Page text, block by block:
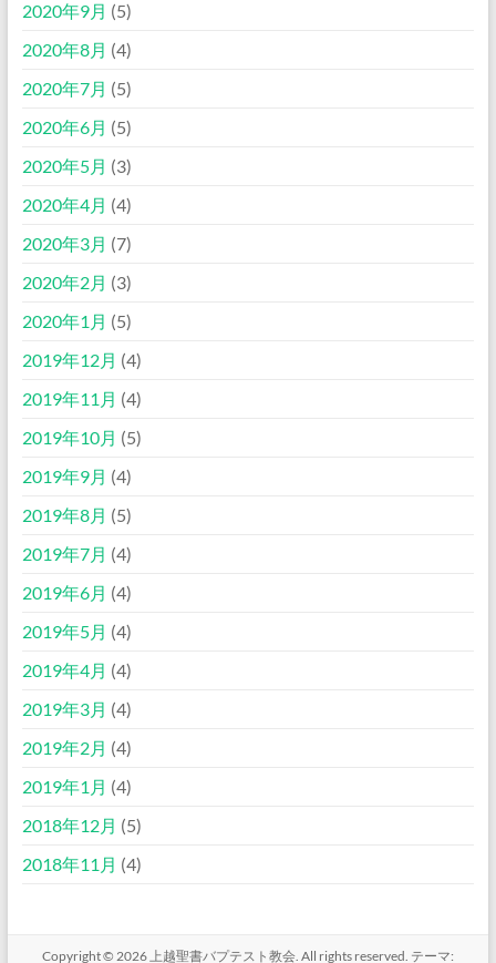
2020年9月 (5)
2020年8月 (4)
2020年7月 (5)
2020年6月 (5)
2020年5月 (3)
2020年4月 (4)
2020年3月 (7)
2020年2月 (3)
2020年1月 (5)
2019年12月 (4)
2019年11月 (4)
2019年10月 (5)
2019年9月 (4)
2019年8月 (5)
2019年7月 (4)
2019年6月 (4)
2019年5月 (4)
2019年4月 (4)
2019年3月 (4)
2019年2月 (4)
2019年1月 (4)
2018年12月 (5)
2018年11月 (4)
Copyright © 2026上越聖書バプテスト教会. All rights reserved. テーマ: